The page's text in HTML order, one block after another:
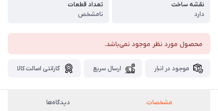
نقشه ساخت
دارد
تعداد قطعات
نامشخص
محصول مورد نظر موجود نمی‌باشد.
موجود در انبار ارسال سریع گارانتی اصالت کالا
مشخصات دیدگاه‌ها